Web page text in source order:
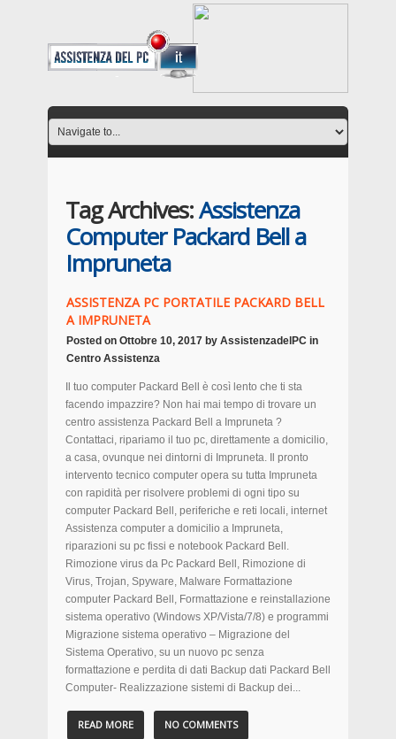
Tag Archives:Assistenza
Computer Packard Bell a
Impruneta
ASSISTENZA PC PORTATILE PACKARD BELL
A IMPRUNETA
Posted on Ottobre 10, 2017 by AssistenzadelPC in
Centro Assistenza
Il tuo computer Packard Bell è così lento che ti sta
facendo impazzire? Non hai mai tempo di trovare un
centro assistenza Packard Bell a Impruneta ?
Contattaci, ripariamo il tuo pc, direttamente a domicilio,
a casa, ovunque nei dintorni di Impruneta. Il pronto
intervento tecnico computer opera su tutta Impruneta
con rapidità per risolvere problemi di ogni tipo su
computer Packard Bell, periferiche e reti locali, internet
Assistenza computer a domicilio a Impruneta,
riparazioni su pc fissi e notebook Packard Bell.
Rimozione virus da Pc Packard Bell, Rimozione di
Virus, Trojan, Spyware, Malware Formattazione
computer Packard Bell, Formattazione e reinstallazione
sistema operativo (Windows XP/Vista/7/8) e programmi
Migrazione sistema operativo – Migrazione del
Sistema Operativo, su un nuovo pc senza
formattazione e perdita di dati Backup dati Packard Bell
Computer- Realizzazione sistemi di Backup dei...
READ MORE NO COMMENTS